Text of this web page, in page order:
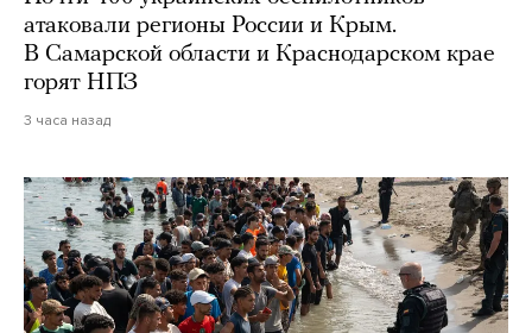
атаковали регионы России и Крым.
В Самарской области и Краснодарском крае
горят НПЗ
3 часа назад